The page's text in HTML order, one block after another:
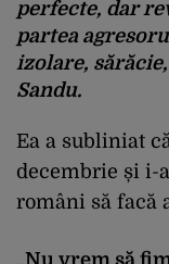
perfecte, dar
partea
izolare,
Sandu.
Ea a subliniat
decembrie și i-
români să facă
„Nu vrem să